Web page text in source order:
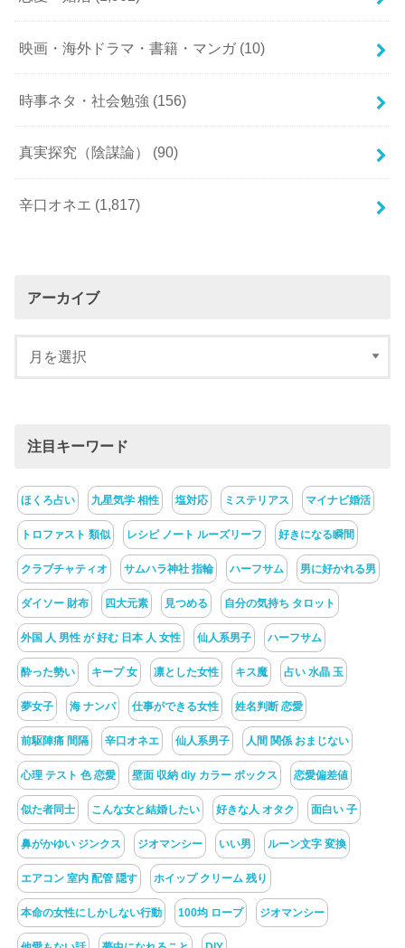
映画・海外ドラマ・書籍・マンガ (10)
時事ネタ・社会勉強 (156)
真実探究（陰謀論） (90)
辛口オネエ (1,817)
アーカイブ
注目キーワード
ほくろ占い 九星気学 相性 塩対応 ミステリアス マイナビ婚活
トロファスト 類似 レシピ ノート ルーズリーフ 好きになる瞬間
クラブチャティオ サムハラ神社 指輪 ハーフサム 男に好かれる男
ダイソー 財布 四大元素 見つめる 自分の気持ち タロット
外国 人 男性 が 好む 日本 人 女性 仙人系男子 ハーフサム
酔った勢い キープ 女 凛とした女性 キス魔 占い 水晶 玉
夢女子 海 ナンパ 仕事ができる女性 姓名判断 恋愛
前駆陣痛 間隔 辛口オネエ 仙人系男子 人間 関係 おまじない
心理 テスト 色 恋愛 壁面 収納 diy カラー ボックス 恋愛偏差値
似た者同士 こんな女と結婚したい 好きな人 オタク 面白い 子
鼻がかゆい ジンクス ジオマンシー いい男 ルーン文字 変換
エアコン 室内 配管 隠す ホイップ クリーム 残り
本命の女性にしかしない行動 100均 ロープ ジオマンシー